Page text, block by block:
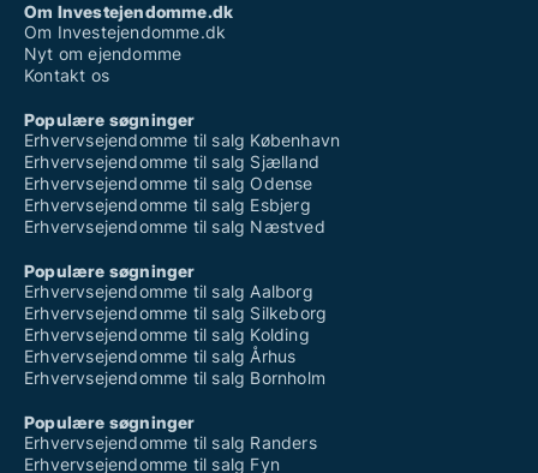
Om Investejendomme.dk
Om Investejendomme.dk
Nyt om ejendomme
Kontakt os
Populære søgninger
Erhvervsejendomme til salg København
Erhvervsejendomme til salg Sjælland
Erhvervsejendomme til salg Odense
Erhvervsejendomme til salg Esbjerg
Erhvervsejendomme til salg Næstved
Populære søgninger
Erhvervsejendomme til salg Aalborg
Erhvervsejendomme til salg Silkeborg
Erhvervsejendomme til salg Kolding
Erhvervsejendomme til salg Århus
Erhvervsejendomme til salg Bornholm
Populære søgninger
Erhvervsejendomme til salg Randers
Erhvervsejendomme til salg Fyn